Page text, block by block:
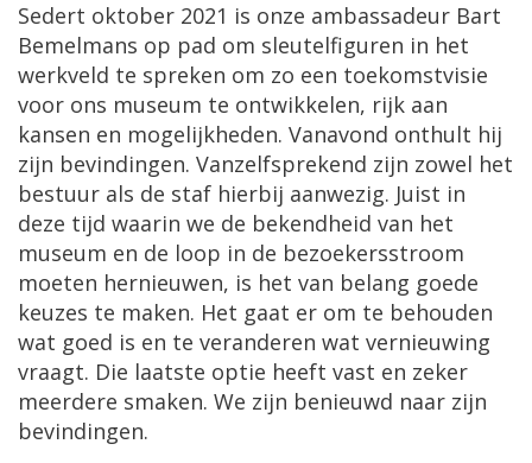
Sedert oktober 2021 is onze ambassadeur Bart
Bemelmans op pad om sleutelfiguren in het
werkveld te spreken om zo een toekomstvisie
voor ons museum te ontwikkelen, rijk aan
kansen en mogelijkheden. Vanavond onthult hij
zijn bevindingen. Vanzelfsprekend zijn zowel het
bestuur als de staf hierbij aanwezig. Juist in
deze tijd waarin we de bekendheid van het
museum en de loop in de bezoekersstroom
moeten hernieuwen, is het van belang goede
keuzes te maken. Het gaat er om te behouden
wat goed is en te veranderen wat vernieuwing
vraagt. Die laatste optie heeft vast en zeker
meerdere smaken. We zijn benieuwd naar zijn
bevindingen.